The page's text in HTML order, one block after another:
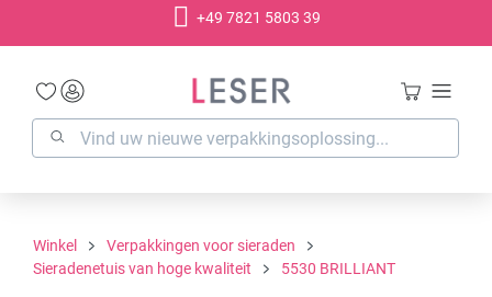
+49 7821 5803 39
Winkel
Verpakkingen voor sieraden
Sieradenetuis van hoge kwaliteit
5530 BRILLIANT